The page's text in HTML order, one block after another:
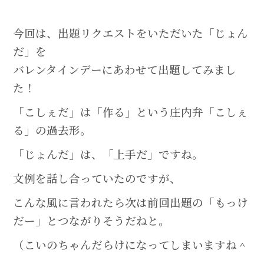
今回は、出題リクエストをいただいた「じょん
だ」を
バレンタインデーにあわせて出題してみまし
た！
「こしぇだ」は「作る」という庄内弁「こしぇ
る」の過去形。
「じょんだ」は、「上手だ」ですね。
文例を話し合っていたのですが、
こんな風に言われたら次は前回出題の「もっけ
だー」とつながりそうだねと。
（こいのちゃんだらけになってしまいますね＾